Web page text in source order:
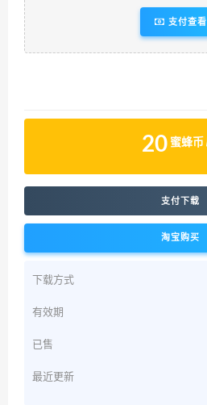
支付查看
20 蜜蜂币
支付下载
淘宝购买
下载方式
有效期
已售
最近更新